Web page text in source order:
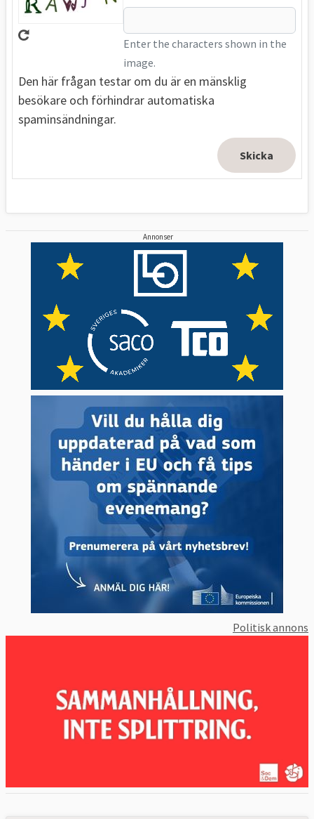
Enter the characters shown in the
image.
Den här frågan testar om du är en mänsklig
besökare och förhindrar automatiska
spaminsändningar.
Annonser
Politisk annons